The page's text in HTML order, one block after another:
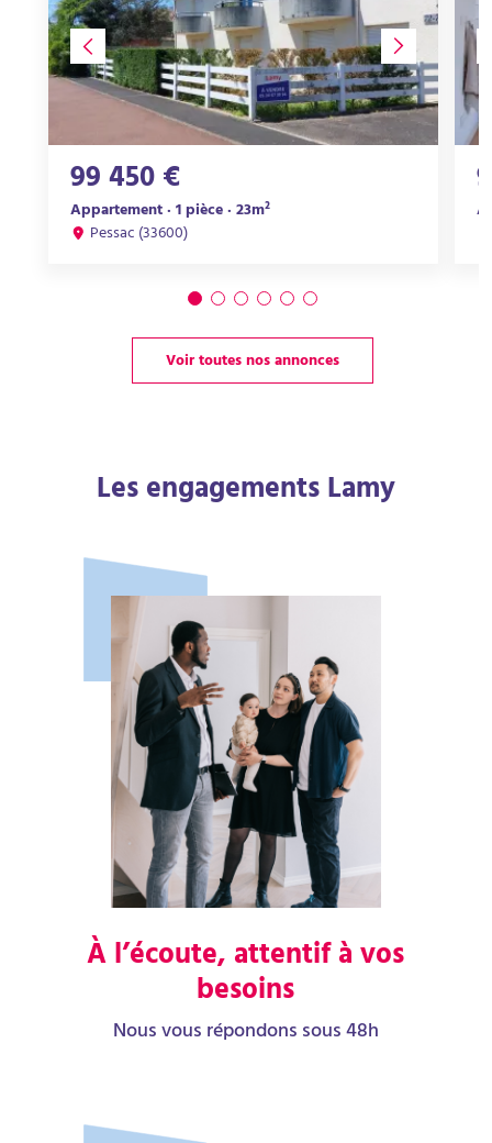
99 450 €
Appartement · 1 pièce · 23m²
Pessac (33600)
Voir toutes nos annonces
Les engagements Lamy
À l’écoute, attentif à vos
besoins
Nous vous répondons sous 48h